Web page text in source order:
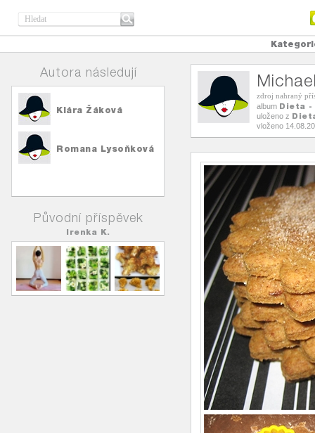
Autora následují
Klára Žáková
Romana Lysoňková
Původní příspěvek
Irenka K.
zdroj nahraný
album Dieta -
uloženo z
vloženo